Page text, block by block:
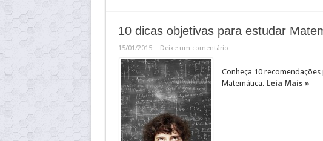
10 dicas objetivas para estudar
15/01/2015 Deixe um comentário
Conheça 10
Matemática. Leia Mais »